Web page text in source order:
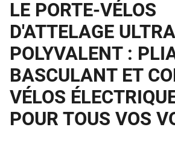
LE PORTE-VÉLOS
D'ATTELAGE
POLYVALENT :
BASCULANT ET
VÉLOS
POUR TOUS VOS